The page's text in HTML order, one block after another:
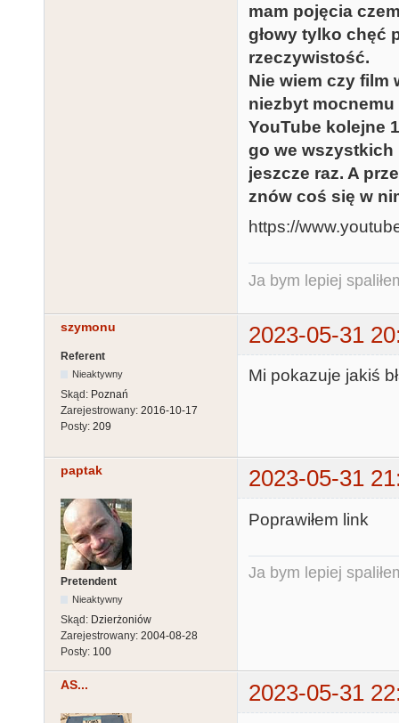
mam pojęcia
głowy tylko chęć
rzeczywistość.
Nie wiem czy film
niezbyt mocnemu
YouTube kolejne
go we wszystkich
jeszcze raz. A
znów coś się w
https://
Ja bym lepiej
szymonu 2023-05-31
Referent
Nieaktywny
Skąd: Poznań
Zarejestrowany: 2016-10-17
Posty: 209
Mi pokazuje jakiś
paptak 2023-05-31
Pretendent
Nieaktywny
Skąd: Dzierżoniów
Zarejestrowany: 2004-08-28
Posty: 100
Poprawiłem link
Ja bym lepiej
AS... 2023-05-31